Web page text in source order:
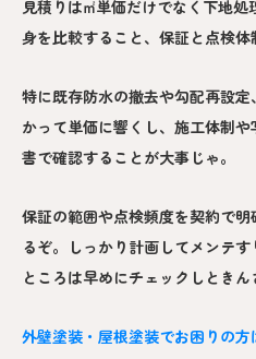
見積りは㎡単価だけでなく下地
身を比較すること、保証と点検体
特に既存防水の撤去や勾配再設
かって単価に響くし、施工体制
書で確認することが大事じゃ。
保証の範囲や点検頻度を契約で
るぞ。しっかり計画してメンテ
ところは早めにチェックしときん
外壁塗装・屋根塗装でお困りの方